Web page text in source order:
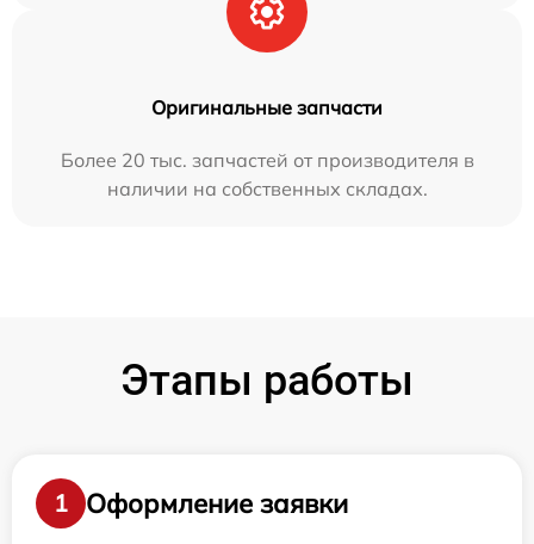
Оригинальные запчасти
Более 20 тыс. запчастей от производителя в
наличии на собственных складах.
Этапы работы
1
Оформление заявки